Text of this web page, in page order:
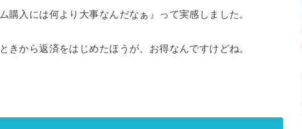
購入には何より大事なんだなぁ』って実感しました。
きから返済をはじめたほうが、お得なんですけどね。